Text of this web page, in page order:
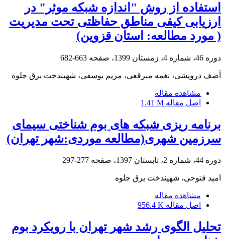
استفاده از روش "اندازه شبکه موثر" در
ارزیابی کیفی مناطق حفاظتی تحت مدیریت
( مورد مطالعه: استان قزوین)
دوره 46، شماره 4، زمستان 1399، صفحه 663-682
آصف درویشی، نغمه مبرقعی، مریم یوسفی، شهیندخت برق جلوه
مشاهده مقاله
اصل مقاله 1.41 M
برنامه ریزی شبکه های بوم شناختی سیمای
سرزمین شهری(مطالعه موردی:شهر تهران)
دوره 44، شماره 2، تابستان 1397، صفحه 277-297
امید فتوحی، شهیندخت برق جلوه
مشاهده مقاله
اصل مقاله 956.4 K
تحلیل الگوی رشد شهر تهران با رویکرد بوم